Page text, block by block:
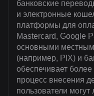
банковские
и электронные
платформы для
Mastercard, Google
основными
(например, PIX) и
обеспечивает
процесс внесения
пользователи могут